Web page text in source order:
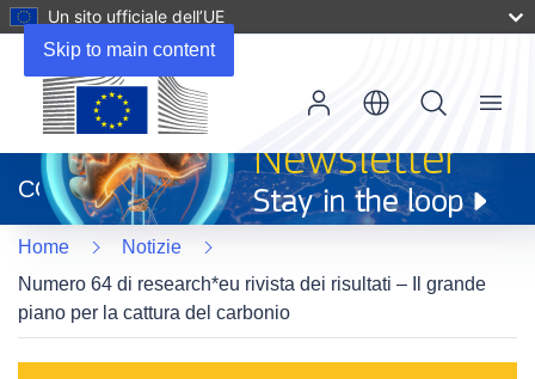
Skip to main content
Un sito ufficiale dell’UE
apre
in
una
nuova
finestra)
CORDIS
Menu
Home
Notizie
Numero 64 di research*eu rivista dei risultati – Il grande
piano per la cattura del carbonio